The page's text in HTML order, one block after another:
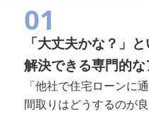
01
「大丈夫かな？」
解決できる専門的
「他社で住宅ローンに
間取りはどうするのが